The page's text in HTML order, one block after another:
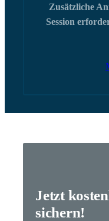
Zusätzliche
Session
Jetzt
sichern!